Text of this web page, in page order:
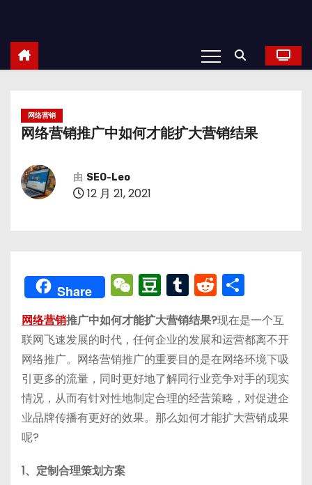
网络营销
网络营销推广中如何才能扩大营销结果
由 SEO-Leo
12 月 21, 2021
Share W
e
C
h
a
t
D
o
u
b
a
n
T
u
m
bl
r
R
e
d
di
t
享
网络营销推广中如何才能扩大营销结果?现在是一个互
联网飞速发展的时代，任何企业的发展和运营都离不开
网络推广。网络营销推广的重要目的是在网络环境下吸
引更多的流量，同时更好地了解同行业竞争对手的现实
情况，从而有针对性地制定合理的经营策略，对促进企
业品牌传播有更好的效果。那么如何才能扩大营销成果
呢?
1、定制合理策划方案